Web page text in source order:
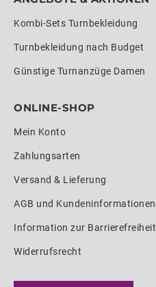
Kombi-Sets Turnbekleidung
Turnbekleidung nach Budget
Günstige Turnanzüge Damen
ONLINE-SHOP
Mein Konto
Zahlungsarten
Versand & Lieferung
AGB und Kundeninformationen
Information zur Barrierefreiheit
Widerrufsrecht